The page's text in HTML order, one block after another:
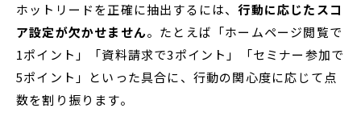
ホットリードを正確に抽出するには、行動に応じたスコ
ア設定が欠かせません。たとえば「ホームページ閲覧で
1ポイント」「資料請求で3ポイント」「セミナー参加で
5ポイント」といった具合に、行動の関心度に応じて点
数を割り振ります。